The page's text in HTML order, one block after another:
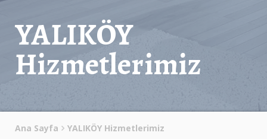
YALIKÖY
Hizmetlerimiz
Ana Sayfa YALIKÖY Hizmetlerimiz